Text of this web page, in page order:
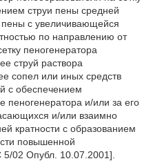
струи пены средней
с увеличивающейся
по направлению от
пеногенератора
струй раствора
сопел или иных средств
с обеспечением
пеногенератора и/или за его
и/или взаимно
кратности с образованием
повышенной
02 Опубл. 10.07.2001].